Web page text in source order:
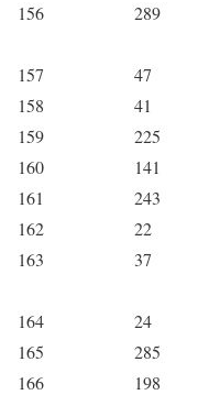
156
289
157
47
158
41
159
225
160
141
161
243
162
22
163
37
164
24
165
285
166
198